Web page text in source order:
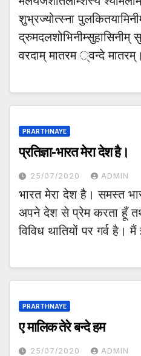
शुभ्रज्योत्स्ना
द्रुमदलशोभिनीम्सुहासिनीम्
वरदाम् मातरम ्वन्दे
PRARTHNAYE
प्रतिज्ञा-भारत मेरा देश है।
25/07/2020 ADMIN
भारत मेरा देश है। समस्त
अपने देश से प्रेम करता हूँ
विविध थातियों पर गर्व है।
PRARTHNAYE
ए मालिक तेरे बन्दे हम
25/07/2020 ADMIN